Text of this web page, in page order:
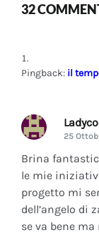
32
Pingback: il
25
Brina
le mie
progetto mi
dell’angelo di
se va bene